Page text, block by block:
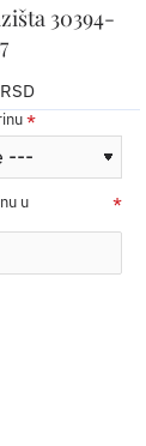
30394-
u